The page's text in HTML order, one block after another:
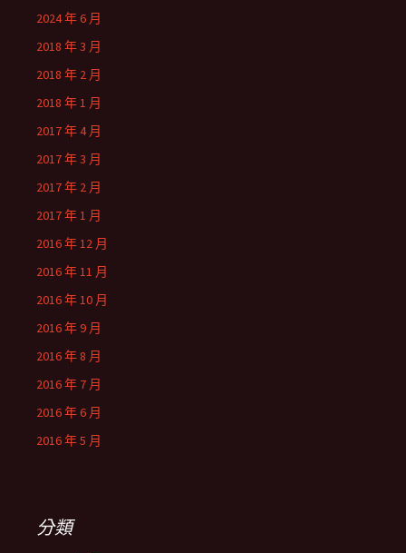
2024 年 6 月
2018 年 3 月
2018 年 2 月
2018 年 1 月
2017 年 4 月
2017 年 3 月
2017 年 2 月
2017 年 1 月
2016 年 12 月
2016 年 11 月
2016 年 10 月
2016 年 9 月
2016 年 8 月
2016 年 7 月
2016 年 6 月
2016 年 5 月
分類